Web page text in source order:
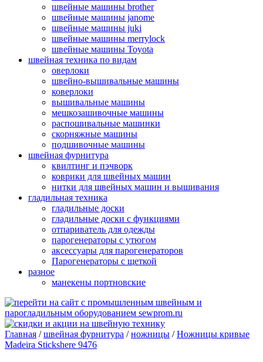
швейные машины brother
швейные машины janome
швейные машины juki
швейные машины merrylock
швейные машины Toyota
швейная техника по видам
оверлоки
швейно-вышивальные машины
коверлоки
вышивальные машины
мешкозашивочные машины
распошивальные машинки
скорняжные машины
подшивочные машины
швейная фурнитура
квилтинг и пэчворк
коврики для швейных машин
нитки для швейных машин и вышивания
гладильная техника
гладильные доски
гладильные доски с функциями
отпариватель для одежды
парогенераторы с утюгом
аксессуары для парогенераторов
Парогенераторы с щеткой
разное
манекены портновские
Главная /швейная фурнитура /ножницы /Ножницы кривые
Madeira Stickshere 9476